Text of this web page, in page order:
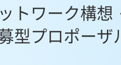
トワーク構
型プロポー